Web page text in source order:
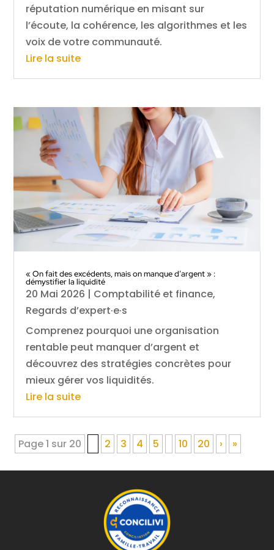
réputation numérique en misant sur
l’écoute, la cohérence, les algorithmes et les
voix de votre communauté.
Lire la suite
« On fait des excédents, mais on manque d’argent » :
démystifier la liquidité
20 Mai 2026 | Comptabilité et finance,
Regards d’expert·e·s
Comprenez pourquoi une organisation
rentable peut manquer d’argent et
découvrez des stratégies concrètes pour
mieux gérer vos liquidités.
Lire la suite
Page 1 sur 20 2 3 4 5 10 20 › »